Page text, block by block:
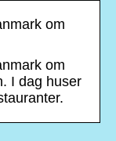
om
om
I dag huser